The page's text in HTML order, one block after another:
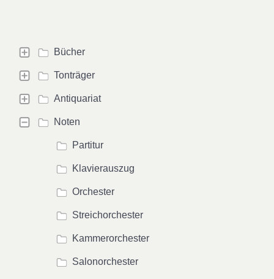
Bücher
Tonträger
Antiquariat
Noten
Partitur
Klavierauszug
Orchester
Streichorchester
Kammerorchester
Salonorchester